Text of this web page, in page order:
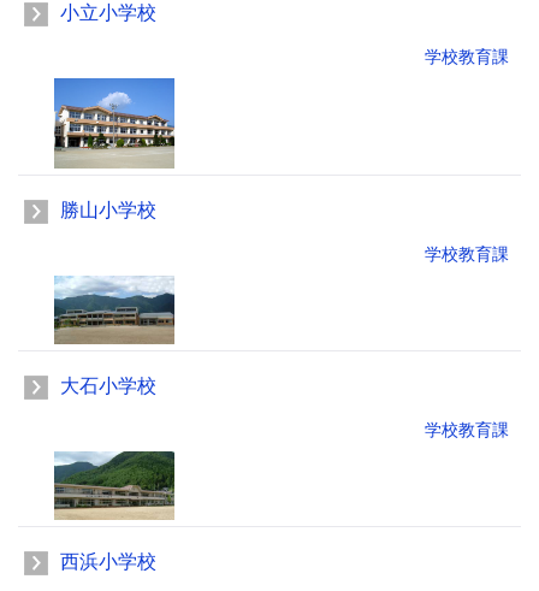
小立小学校
学校教育課
勝山小学校
学校教育課
大石小学校
学校教育課
西浜小学校